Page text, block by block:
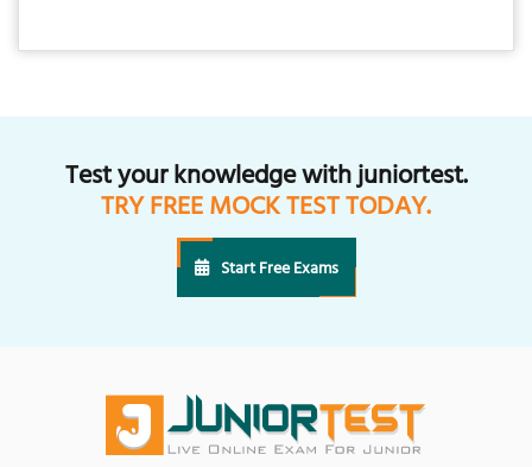
Test your knowledge with juniortest.
TRY FREE MOCK TEST TODAY.
Start Free Exams